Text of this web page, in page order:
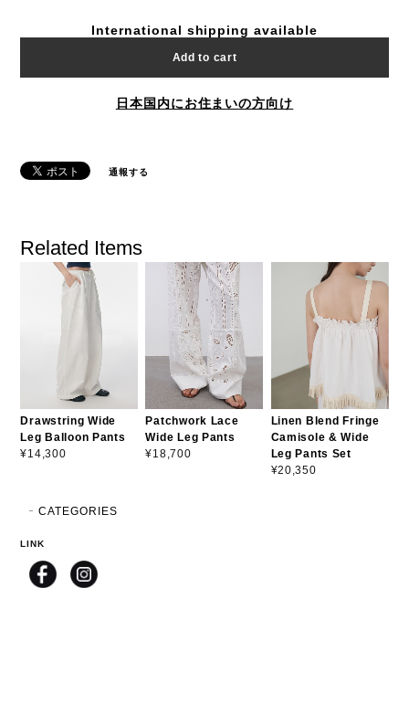
International shipping available
Add to cart
日本国内にお住まいの方向け
通報する
Related Items
Drawstring Wide
Leg Balloon Pants
¥14,300
Patchwork Lace
Wide Leg Pants
¥18,700
Linen Blend Fringe
Camisole & Wide
Leg Pants Set
¥20,350
CATEGORIES
LINK